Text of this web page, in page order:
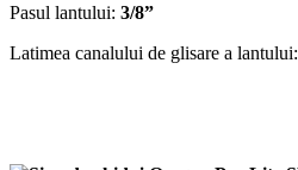
Pasul lantului: 3/8”
Latimea canalului de glisare a lantului: